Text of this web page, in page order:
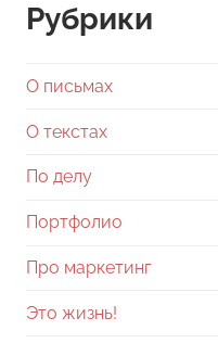
Рубрики
О письмах
О текстах
По делу
Портфолио
Про маркетинг
Это жизнь!